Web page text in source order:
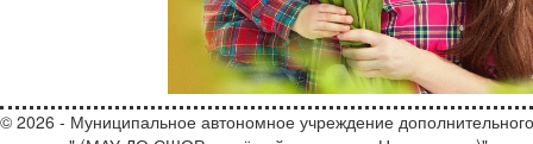
© 2026 - Муниципальное автономное учреждение